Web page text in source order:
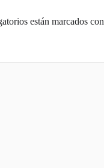
están marcados con